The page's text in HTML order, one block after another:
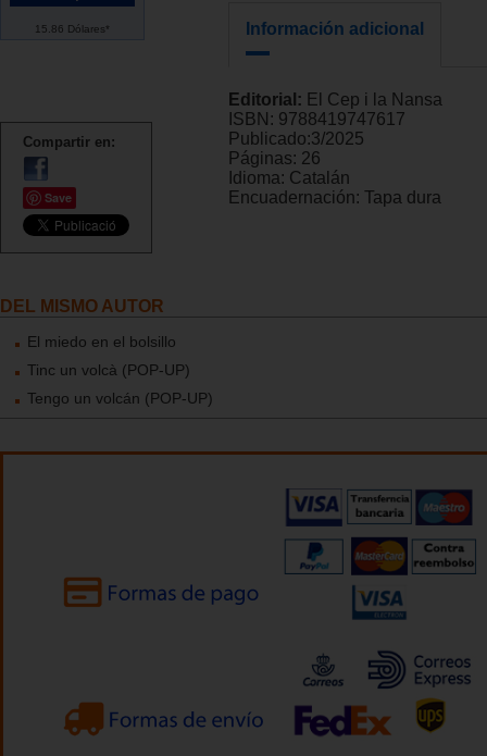
15.86 Dólares*
Compartir en:
Save
Información adicional
Editorial: El Cep i la Nansa
ISBN: 9788419747617
Publicado:3/2025
Páginas: 26
Idioma: Catalán
Encuadernación: Tapa dura
DEL MISMO AUTOR
El miedo en el bolsillo
Tinc un volcà (POP-UP)
Tengo un volcán (POP-UP)